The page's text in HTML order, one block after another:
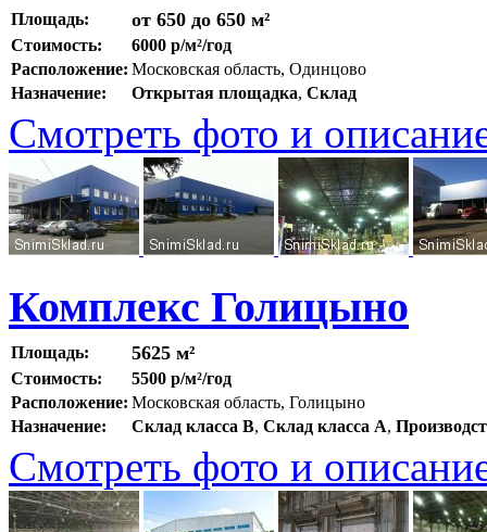
Площадь: от 650 до 650 м²
Стоимость:
6000 р/м²/год
Расположение: Московская область, Одинцово
Назначение:
Открытая площадка, Склад
Смотреть фото и
Комплекс Голицыно
Площадь: 5625 м²
Стоимость:
5500 р/м²/год
Расположение: Московская область, Голицыно
Назначение:
Склад класса B, Склад класса A,
Смотреть фото и